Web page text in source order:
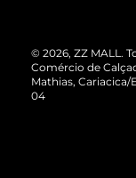
Cartão
Vendas
Compre pelo
© 2026, ZZ MALL.
Comércio de
Mathias, Cariacica/
04